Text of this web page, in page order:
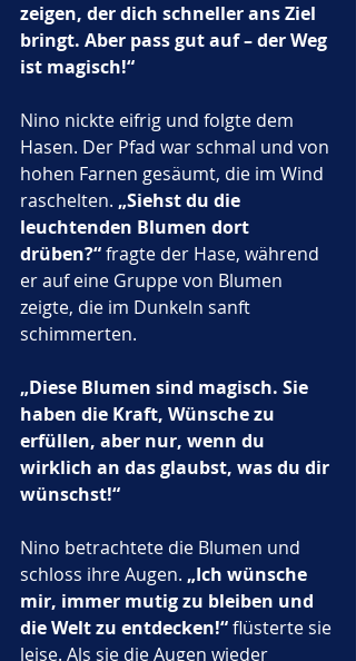
zeigen, der dich schneller ans Ziel
bringt. Aber pass gut auf – der Weg
ist magisch!“
Nino nickte eifrig und folgte dem
Hasen. Der Pfad war schmal und von
hohen Farnen gesäumt, die im Wind
raschelten. „Siehst du die
leuchtenden Blumen dort
drüben?“ fragte der Hase, während
er auf eine Gruppe von Blumen
zeigte, die im Dunkeln sanft
schimmerten.
„Diese Blumen sind magisch. Sie
haben die Kraft, Wünsche zu
erfüllen, aber nur, wenn du
wirklich an das glaubst, was du dir
wünschst!“
Nino betrachtete die Blumen und
schloss ihre Augen. „Ich wünsche
mir, immer mutig zu bleiben und
die Welt zu entdecken!“ flüsterte sie
leise. Als sie die Augen wieder